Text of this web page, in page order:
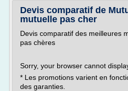
Devis comparatif de
mutuelle pas cher
Devis comparatif des meilleures
pas chères
Sorry, your browser cannot
* Les promotions varient en
des garanties.